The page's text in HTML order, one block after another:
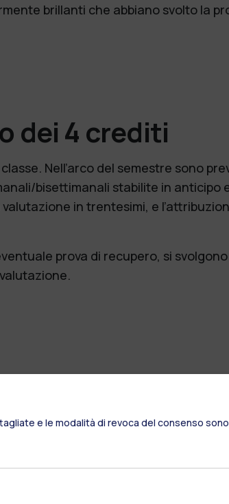
brillanti che abbiano svolto la
dei 4 crediti
Nell’arco del semestre sono
bisettimanali stabilite in anticipo
in trentesimi, e
prova di recupero, si
e le modalità di revoca del consenso